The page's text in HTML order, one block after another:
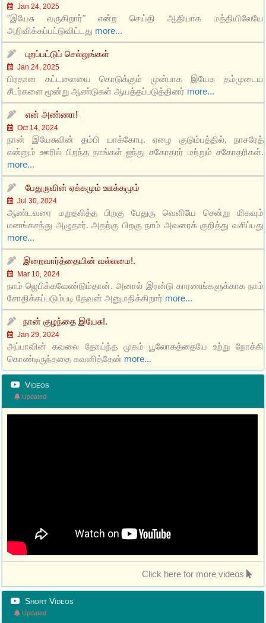
Jan 24, 2025
"இயேசு வருகிறார்" என்ற செய்தி ஆதியாக மத்தியிலேயே
அறிவிக்கப்பட்டுவிட்டது more...
புறப்பட்டுப் செல்லுங்கள்
Jan 24, 2025
பிரதான கட்டளையை கொடுக்கும் முன்பாக இயேசு தம்முடைய
சீடர்களை மூன்று ஆண்டுகள் ஆயத்தப்படுத்தினர் more...
என் அண்ணா!
Oct 14, 2024
நான் இயேசுவின் தம்பி யாக்கோபு. ஏழை குடும்பத்தில், நாசரேத்
என்னும் ஊரில் பிறந்த நாங்கள் ஐந்து சகோதரர் மற்றும் சகோதரிகள்.
more...
பேதுருவின் ஏக்கமும் ஊக்கமும்
Jul 30, 2024
ஆண்டவரை மறுதலித்த பிறகு பேதுரு வெளியே சென்று மிகவும்
மனங்கசந்து அழுதார். அதற்கு பிறகு நாம் அவரைக் குறித்து வசிப்பது
more...
இறைவார்த்தையின் வல்லமை!.
Mar 10, 2024
நாம் ஜெபிக்கவேண்டும்தான். அனால் இரன்டு காரணங்களுக்காக நாம்
சோதிக்கப்படும்படி தேவன் அனுமதிக்கிறார் more...
நான் குழந்தை இயேசு!.
Jan 29, 2024
அப்பாவின் கவலை தோய்ந்த முகம் பூலோகத்தையே உற்று நோக்கி
கொண்டிருந்ததை கவனித்தேன் more...
Videos
Updated
Click here for more videos
Short Videos
Updated